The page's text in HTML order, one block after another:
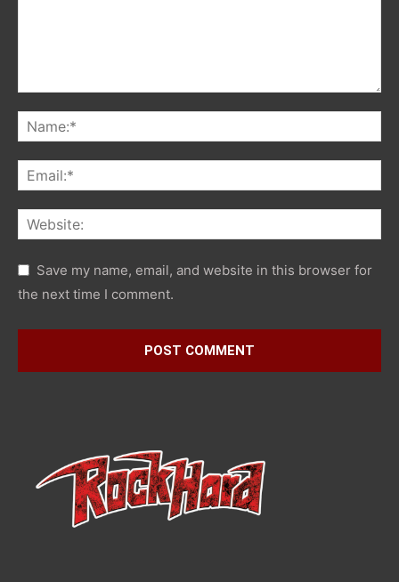
Save my name, email, and website in this browser for
the next time I comment.